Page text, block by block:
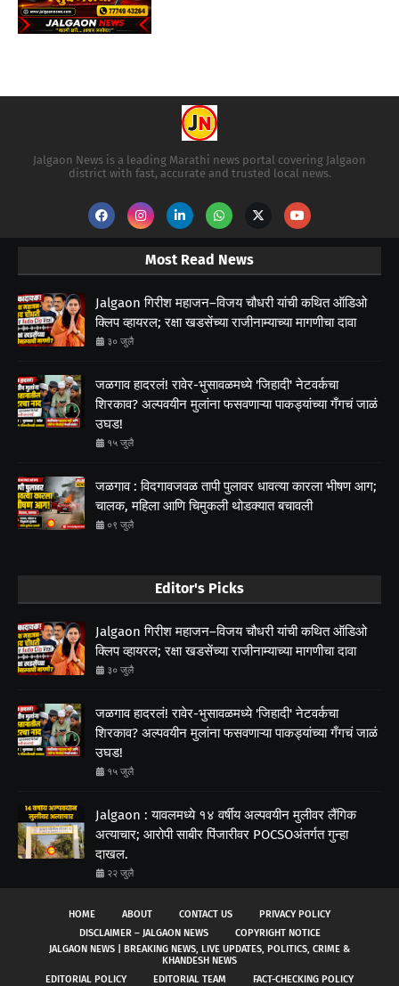
Jalgaon News is a leading Marathi news portal covering Jalgaon
district with fast, accurate and trusted local news.
Most Read News
Jalgaon गिरीश महाजन–विजय चौधरी यांची कथित ऑडिओ
क्लिप व्हायरल; रक्षा खडसेंच्या राजीनाम्याच्या मागणीचा दावा
३० जुलै
जळगाव हादरलं! रावेर-भुसावळमध्ये 'जिहादी' नेटवर्कचा
शिरकाव? अल्पवयीन मुलांना फसवणाऱ्या पाकड्यांच्या गँगचं जाळं
उघड!
१५ जुलै
जळगाव : विदगावजवळ तापी पुलावर धावत्या कारला भीषण आग;
चालक, महिला आणि चिमुकली थोडक्यात बचावली
०९ जुलै
Editor's Picks
Jalgaon गिरीश महाजन–विजय चौधरी यांची कथित ऑडिओ
क्लिप व्हायरल; रक्षा खडसेंच्या राजीनाम्याच्या मागणीचा दावा
३० जुलै
जळगाव हादरलं! रावेर-भुसावळमध्ये 'जिहादी' नेटवर्कचा
शिरकाव? अल्पवयीन मुलांना फसवणाऱ्या पाकड्यांच्या गँगचं जाळं
उघड!
१५ जुलै
Jalgaon : यावलमध्ये १४ वर्षीय अल्पवयीन मुलीवर लैंगिक
अत्याचार; आरोपी साबीर पिंजारीवर POCSOअंतर्गत गुन्हा
दाखल.
२२ जुलै
HOME ABOUT CONTACT US
PRIVACY POLICY
DISCLAIMER – JALGAON NEWS
COPYRIGHT NOTICE
JALGAON NEWS | BREAKING NEWS, LIVE UPDATES, POLITICS, CRIME &
KHANDESH NEWS
EDITORIAL POLICY
EDITORIAL TEAM FACT-CHECKING POLICY